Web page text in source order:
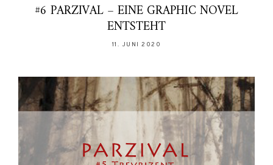
#6 PARZIVAL – EINE GRAPHIC NOVEL
ENTSTEHT
11. JUNI 2020